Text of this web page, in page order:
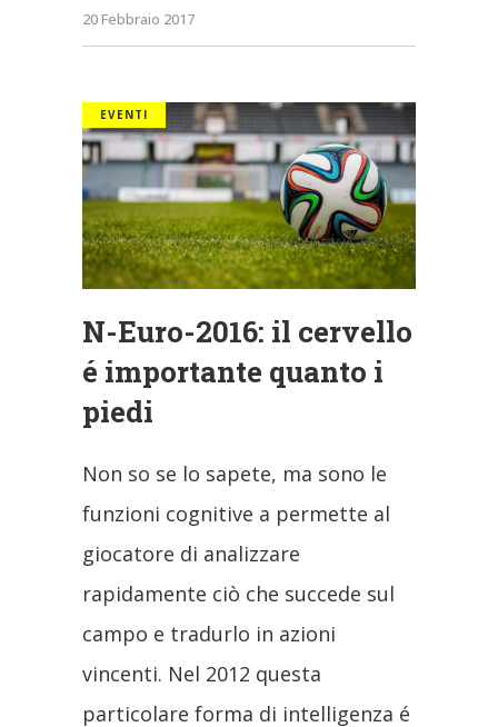
20 Febbraio 2017
EVENTI
N-Euro-2016: il cervello
é importante quanto i
piedi
Non so se lo sapete, ma sono le
funzioni cognitive a permette al
giocatore di analizzare
rapidamente ciò che succede sul
campo e tradurlo in azioni
vincenti. Nel 2012 questa
particolare forma di intelligenza é